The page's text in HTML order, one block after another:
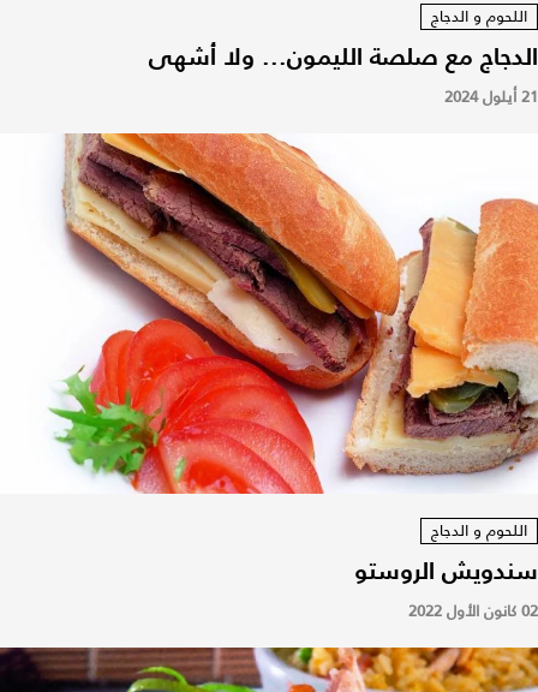
اللحوم و الدجاج
الدجاج مع صلصة الليمون... ولا أشهى
21 أيلول 2024
اللحوم و الدجاج
سندويش الروستو
02 كانون الأول 2022